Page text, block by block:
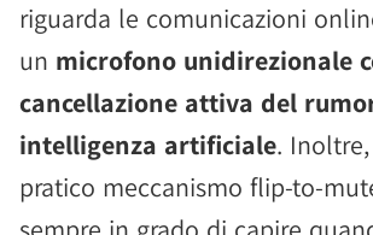
riguarda le comunicazioni
un microfono unidirezionale
cancellazione attiva del
intelligenza artificiale.
pratico meccanismo flip-to-